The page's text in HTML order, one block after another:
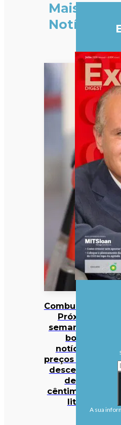
Mais
Notícias
Combustíveis?
Próxima
semana traz
boas
notícias…
preços podem
descer mais
de 10
cêntimos por
litro
A sua